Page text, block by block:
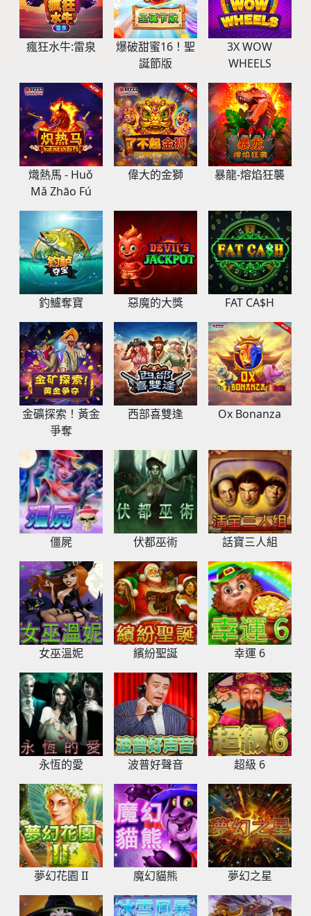
瘋狂水牛:雷泉
爆破甜蜜16！聖
誕節版
3X WOW
WHEELS
熾熱馬 - Huǒ
Mǎ Zhāo Fú
偉大的金獅 暴龍-熔焰狂襲
釣鱸奪寶 惡魔的大獎 FAT CA$H
金礦探索！黃金
爭奪
西部喜雙逢 Ox Bonanza
僵屍 伏都巫術 話寶三人組
女巫溫妮 繽紛聖誕 幸運 6
永恆的愛 波普好聲音 超級 6
夢幻花園 II 魔幻貓熊 夢幻之星